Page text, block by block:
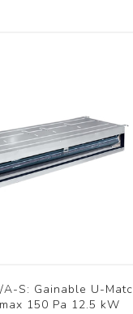
A-S: Gainable U-
150 Pa 12.5 kW